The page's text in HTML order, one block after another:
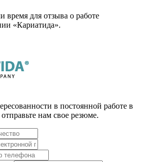
для отзыва о работе
«Кариатида».
в постоянной работе в
нам свое резюме.